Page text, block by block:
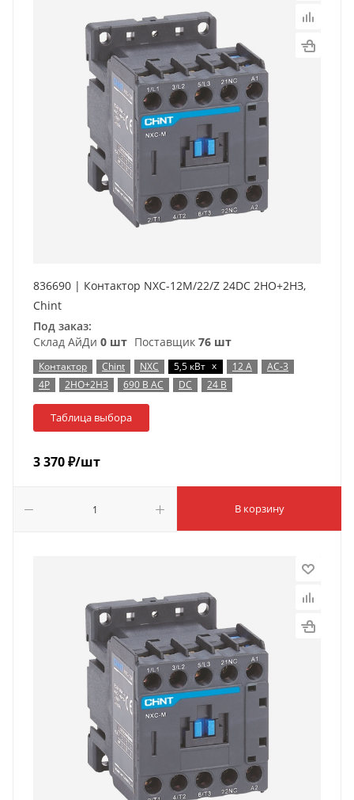
836690 | Контактор NXC-12M/22/Z 24DC 2НО+2НЗ,
Chint
Под заказ:
Склад АйДи 0 шт Поставщик 76 шт
Контактор Chint NXC 5,5 кВт x 12 А
AC-3
4P
2НО+2НЗ 690 В AC DC 24 В
Таблица выбора
3 370₽/шт
В корзину